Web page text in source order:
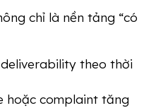
chỉ là nền tảng “có
theo thời
hoặc complaint tăng